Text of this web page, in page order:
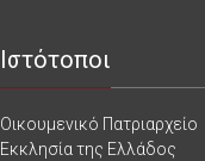
Ιστότοποι
Οικουμενικό Πατριαρχείο
Εκκλησία της Ελλάδος